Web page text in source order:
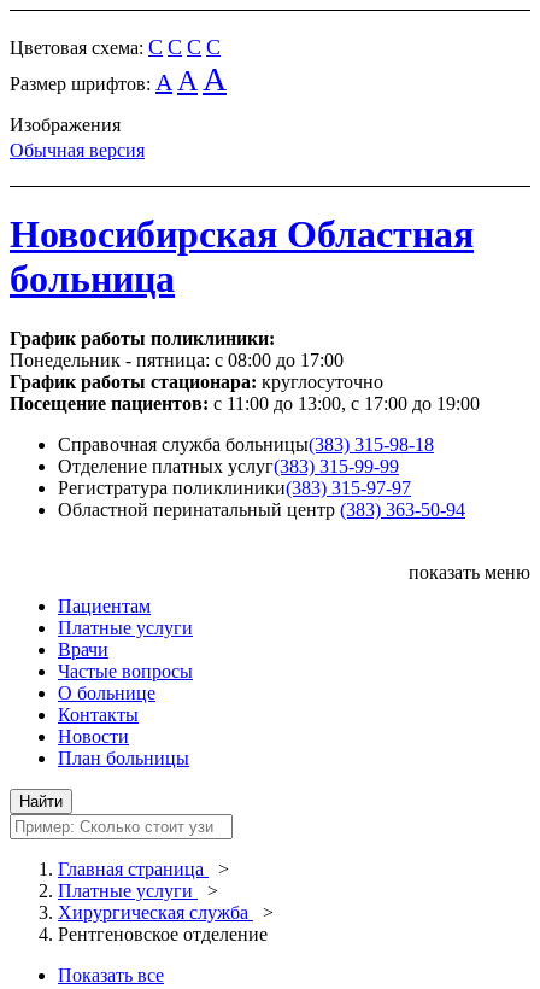
Цветовая схема: C C C C
Размер шрифтов: A A A
Изображения
Обычная версия
Новосибирская Областная
больница
График работы поликлиники:
Понедельник - пятница: с 08:00 до 17:00
График работы стационара: круглосуточно
Посещение пациентов: с 11:00 до 13:00, с 17:00 до 19:00
Справочная служба больницы(383) 315-98-18
Отделение платных услуг(383) 315-99-99
Регистратура поликлиники(383) 315-97-97
Областной перинатальный центр (383) 363-50-94
показать меню
Пациентам
Платные услуги
Врачи
Частые вопросы
О больнице
Контакты
Новости
План больницы
Главная страница
>
Платные услуги
>
Хирургическая служба
>
Рентгеновское отделение
Показать все